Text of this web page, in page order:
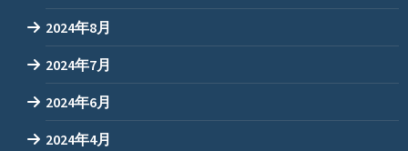
2024年8月
2024年7月
2024年6月
2024年4月